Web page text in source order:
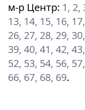
м-р Центр: 1, 2,
13, 14, 15, 16,
26, 27, 28, 29,
39, 40, 41, 42,
52, 53, 54, 56,
66, 67, 68, 69.